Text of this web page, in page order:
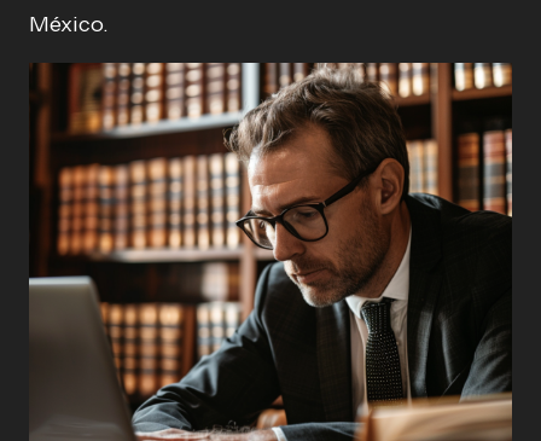
México.